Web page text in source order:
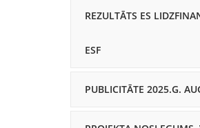
REZULTĀTS ES
ESF
PUBLICITĀTE 2025.G.